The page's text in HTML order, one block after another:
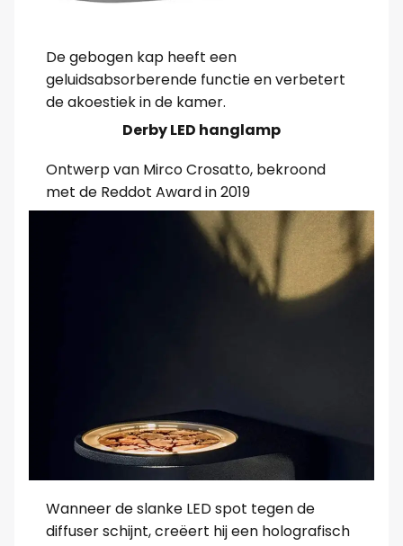
De gebogen kap heeft een
geluidsabsorberende functie en verbetert
de akoestiek in de kamer.
Derby LED hanglamp
Ontwerp van Mirco Crosatto, bekroond
met de Reddot Award in 2019
Wanneer de slanke LED spot tegen de
diffuser schijnt, creëert hij een holografisch